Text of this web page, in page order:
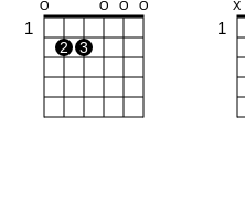
O O O O
1
2 3
X
1